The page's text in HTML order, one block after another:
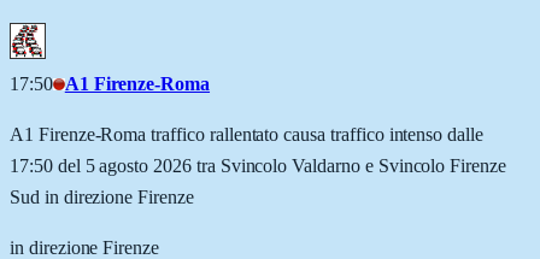
17:50 A1 Firenze-Roma
A1 Firenze-Roma traffico rallentato causa traffico intenso dalle
17:50 del 5 agosto 2026 tra Svincolo Valdarno e Svincolo Firenze
Sud in direzione Firenze
in direzione Firenze